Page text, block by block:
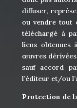
diffuser,
ou vendre tout
téléchargé à
liens
œuvres
sauf accord
l’éditeur et/ou
Protection de